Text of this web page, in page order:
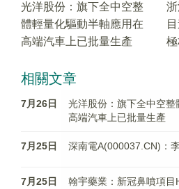
光洋股份：旗下全中空整
體輕量化驅動半軸應用在
高端汽車上已批量生產
相關文章
7月26日
光洋股份：旗下全中空
高端汽車上已批量生產
7月25日 深南電A(000037.CN)：
7月25日
翰宇藥業：新冠鼻噴項